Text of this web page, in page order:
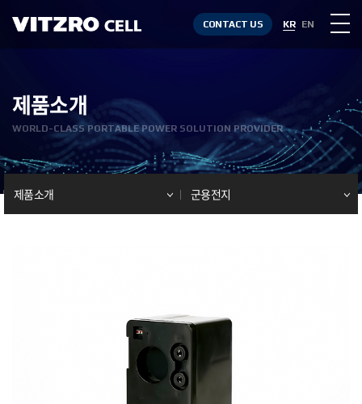
CONTACT US KR EN
제품소개
WORLD-CLASS PORTABLE POWER SOLUTION PROVIDER
제품소개 군용전지